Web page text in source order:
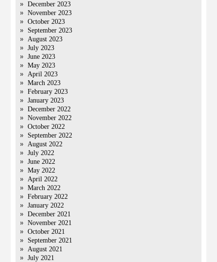
December 2023
November 2023
October 2023
September 2023
August 2023
July 2023
June 2023
May 2023
April 2023
March 2023
February 2023
January 2023
December 2022
November 2022
October 2022
September 2022
August 2022
July 2022
June 2022
May 2022
April 2022
March 2022
February 2022
January 2022
December 2021
November 2021
October 2021
September 2021
August 2021
July 2021